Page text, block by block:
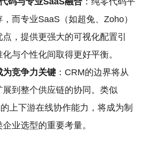
而专业SaaS（如超兔、Zoho）
，提供更强大的可视化配置引
与个性化间取得更好平衡。
为竞争力关键：CRM的边界将从
展到整个供应链的协同。类似
上下游在线协作能力，将成为制
业选型的重要考量。